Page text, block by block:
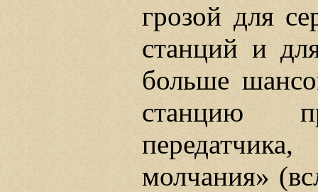
грозой для
станций и
больше
станцию
молчания»